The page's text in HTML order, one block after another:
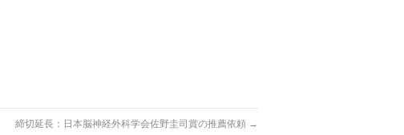
締切延長：日本脳神経外科学会佐野圭司賞の推薦依頼 →